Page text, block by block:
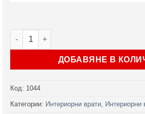
количество за Интериорна врата
ДОБАВЯНЕ В
Код: 1044
Категории: Интериорни врати Интериорни